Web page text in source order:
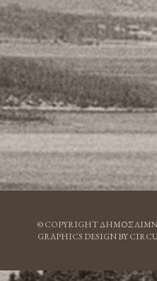
© COPYRIGHT ΔΗΜΟΣ
GRAPHICS DESIGN BY